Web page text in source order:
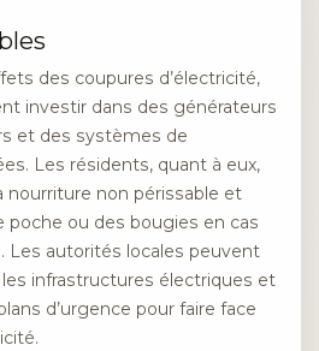
des coupures d’électricité,
investir dans des générateurs
et des systèmes de
Les résidents, quant à eux,
nourriture non périssable et
poche ou des bougies en cas
Les autorités locales peuvent
infrastructures électriques et
d’urgence pour faire face